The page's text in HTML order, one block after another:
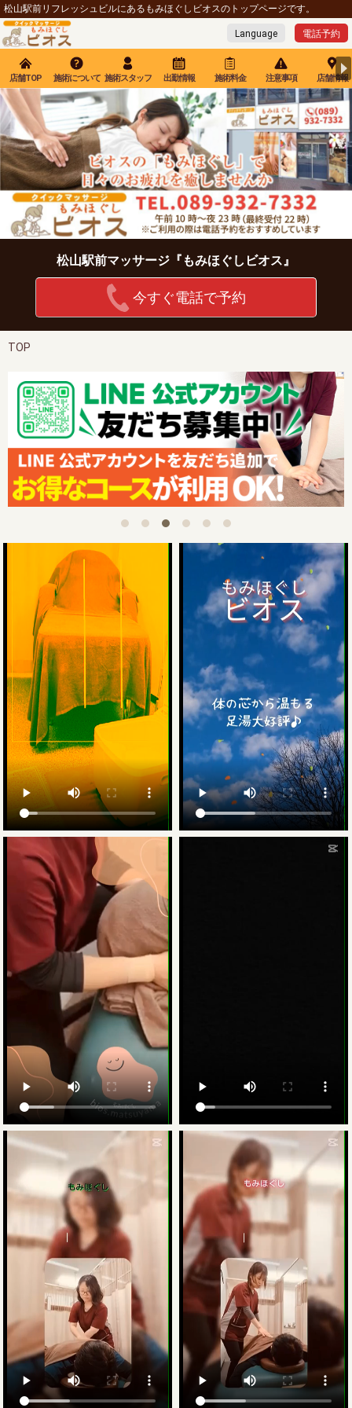
松山駅前リフレッシュビルにあるもみほぐしビオスのトップページです。
電話予約
Language
店舗TOP 施術について 施術スタッフ 出勤情報 施術料金 注意事項 店舗情報
松山駅前マッサージ『もみほぐしビオス』
今すぐ電話で予約
TOP